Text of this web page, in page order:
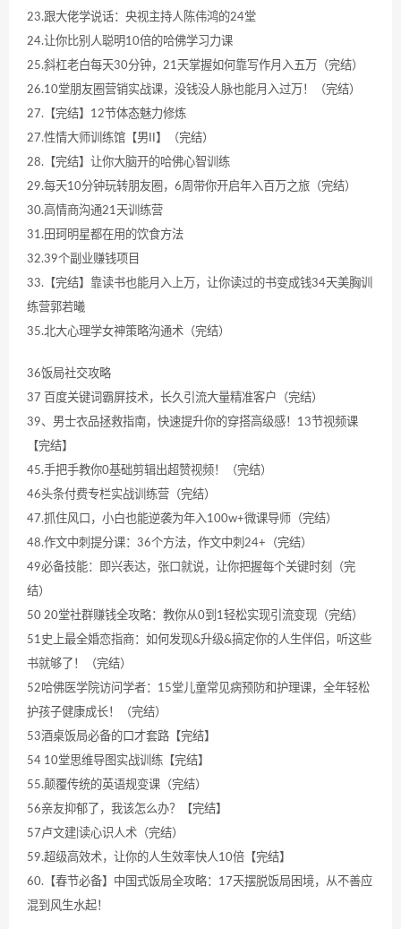
23.跟大佬学说话：央视主持人陈伟鸿的24堂
24.让你比别人聪明10倍的哈佛学习力课
25.斜杠老白每天30分钟，21天掌握如何靠写作月入五万（完结）
26.10堂朋友圈营销实战课，没钱没人脉也能月入过万！（完结）
27.【完结】12节体态魅力修炼
27.性情大师训练馆【男II】（完结）
28.【完结】让你大脑开的哈佛心智训练
29.每天10分钟玩转朋友圈，6周带你开启年入百万之旅（完结）
30.高情商沟通21天训练营
31.田珂明星都在用的饮食方法
32.39个副业赚钱项目
33.【完结】靠读书也能月入上万，让你读过的书变成钱34天美胸训
练营郭若曦
35.北大心理学女神策略沟通术（完结）
36饭局社交攻略
37 百度关键词霸屏技术，长久引流大量精准客户（完结）
39、男士衣品拯救指南，快速提升你的穿搭高级感！13节视频课
【完结】
45.手把手教你0基础剪辑出超赞视频！（完结）
46头条付费专栏实战训练营（完结）
47.抓住风口，小白也能逆袭为年入100w+微课导师（完结）
48.作文中刺提分课：36个方法，作文中刺24+（完结）
49必备技能：即兴表达，张口就说，让你把握每个关键时刻（完
结）
50 20堂社群赚钱全攻略：教你从0到1轻松实现引流变现（完结）
51史上最全婚恋指商：如何发现&升级&搞定你的人生伴侣，听这些
书就够了！（完结）
52哈佛医学院访问学者：15堂儿童常见病预防和护理课，全年轻松
护孩子健康成长！（完结）
53酒桌饭局必备的口才套路【完结】
54 10堂思维导图实战训练【完结】
55.颠覆传统的英语规变课（完结）
56亲友抑郁了，我该怎么办？【完结】
57卢文建|读心识人术（完结）
59.超级高效术，让你的人生效率快人10倍【完结】
60.【春节必备】中国式饭局全攻略：17天摆脱饭局困境，从不善应
混到风生水起！